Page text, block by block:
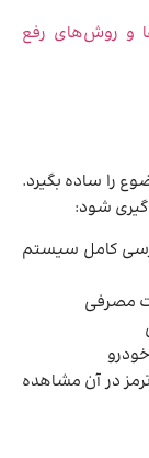
و روش‌های رفع
را ساده بگیرد.
شود:
کامل سیستم
مصرفی
در آن مشاهده